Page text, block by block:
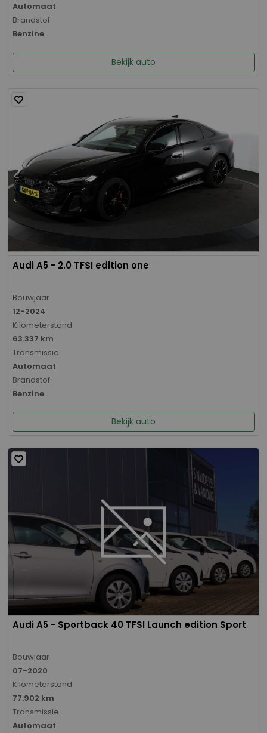
Automaat
Brandstof
Benzine
Bekijk auto
Audi A5 - 2.0 TFSI edition one
Bouwjaar
12-2024
Kilometerstand
63.337 km
Transmissie
Automaat
Brandstof
Benzine
Bekijk auto
Audi A5 - Sportback 40 TFSI Launch edition Sport
Bouwjaar
07-2020
Kilometerstand
77.902 km
Transmissie
Automaat